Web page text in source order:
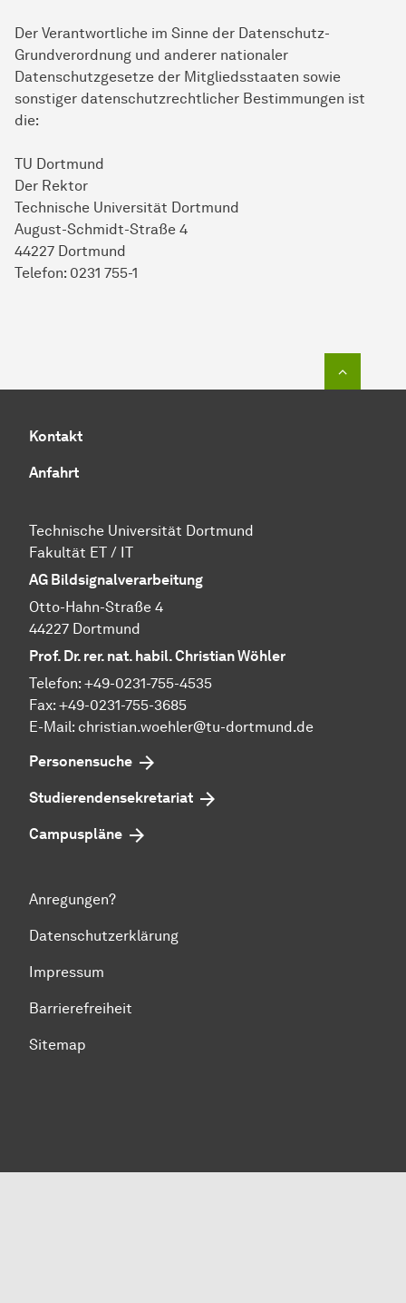
Der Verantwortliche im Sinne der Datenschutz-
Grundverordnung und anderer nationaler
Datenschutzgesetze der Mitgliedsstaaten sowie
sonstiger datenschutzrechtlicher Bestimmungen ist
die:
TU Dortmund
Der Rektor
Technische Universität Dortmund
August-Schmidt-Straße 4
44227 Dortmund
Telefon: 0231 755-1
Kontakt
Anfahrt
Technische Uni­ver­si­tät Dort­mund
Fa­kul­tät ET / IT
AG Bildsignalverarbeitung
Otto-Hahn-Straße 4
44227 Dortmund
Prof. Dr. rer. nat. habil. Christian Wöhler
Telefon: +49-0231-755-4535
Fax: +49-0231-755-3685
E-Mail: christian.woehler@tu-dortmund.de
Personensuche
Studierendensekretariat
Campuspläne
Anregungen?
Datenschutzerklärung
Impressum
Barrierefreiheit
Sitemap